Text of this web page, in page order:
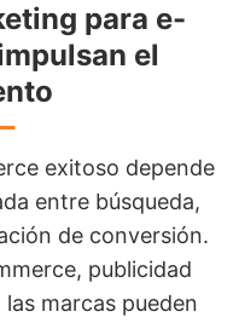
para e-
el
exitoso depende
entre búsqueda,
de conversión.
publicidad
marcas pueden